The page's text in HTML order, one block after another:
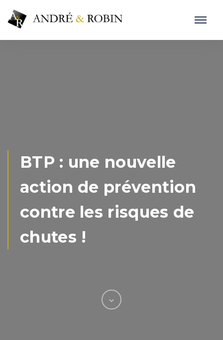
BTP : une nouvelle
action de prévention
contre les risques de
chutes !